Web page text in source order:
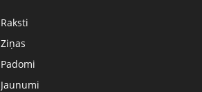
Raksti
Ziņas
Padomi
Jaunumi